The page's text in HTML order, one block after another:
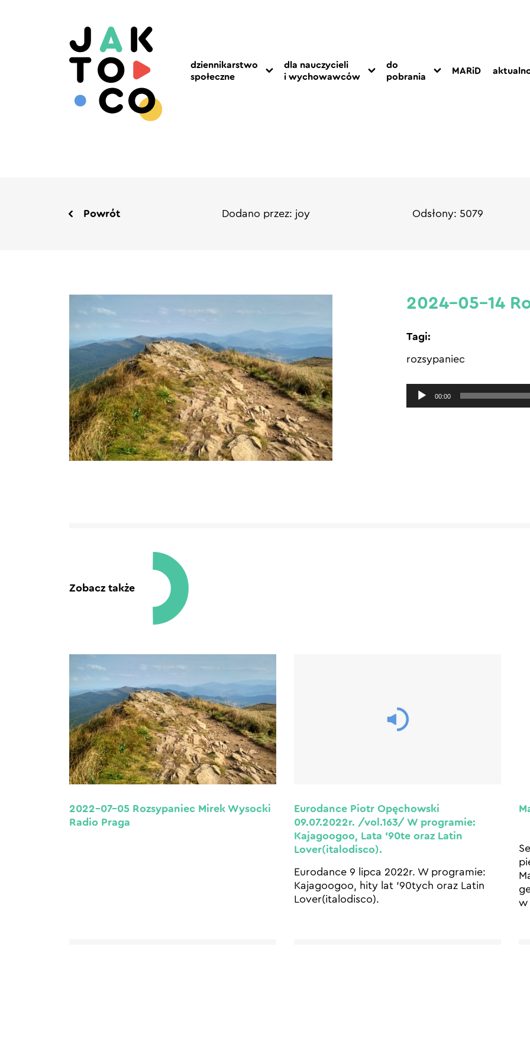
dziennikarstwo
społeczne
dla nauczycieli
i wychowawców
do
pobrania
MARiD
Powrót Dodano przez: joy Odsłony: 5079
2024-05-14
Tagi:
rozsypaniec
Odtwarzacz
plików
00:00
Zobacz także
2022-07-05 Rozsypaniec Mirek Wysocki
Radio Praga
Eurodance Piotr Opęchowski
09.07.2022r. /vol.163/ W programie:
Kajagoogoo, Lata ’90te oraz Latin
Lover(italodisco).
Eurodance 9 lipca 2022r. W programie:
Kajagoogoo, hity lat ’90tych oraz Latin
Lover(italodisco).
w